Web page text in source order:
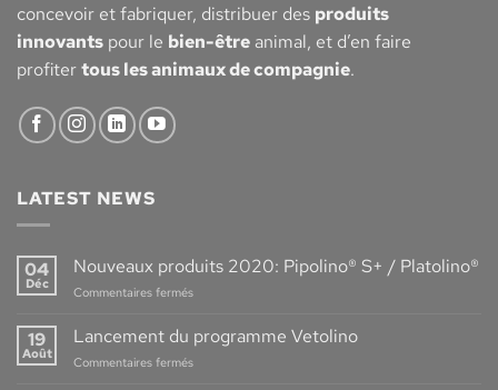
concevoir et fabriquer, distribuer des produits
innovants pour le bien-être animal, et d’en faire
profitertous les animaux de compagnie.
LATEST NEWS
04
Déc
Nouveaux produits 2020: Pipolino® S+ / Platolino®
Commentaires ferméssur
2020:
Pipolino®
19
Août
Lancement du programme Vetolino
Commentaires ferméssur